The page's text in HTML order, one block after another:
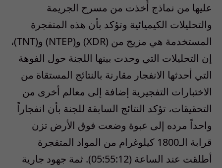
عليها من نماذج أُخذت من مسرح الجريمة
والتحليلات الكيميائية وتؤكد بأن هذه المتفجرة
المستخدمة هي مزيج من (XDR) و(NTEP) و(TNT)،
إن التحليلات التي وحدت بينها اللجنة حول الفوهة
التي أحدثها الانفجار مقارنة بالنتائج المستقاة من
الاختبارات التفجيرية إضافة إلى معالم أخرى من
التحقيقات، تؤكد النتائج السابقة للجنة بأن انفجاراً
واحداً مرده إلى عبوة وضعت فوق الأرض تزن
قرابة الـ1800 كيلوغرام من المواد المتفجرة
أطلقت عند الساعة (05:55:12). ثمة جهود جارية